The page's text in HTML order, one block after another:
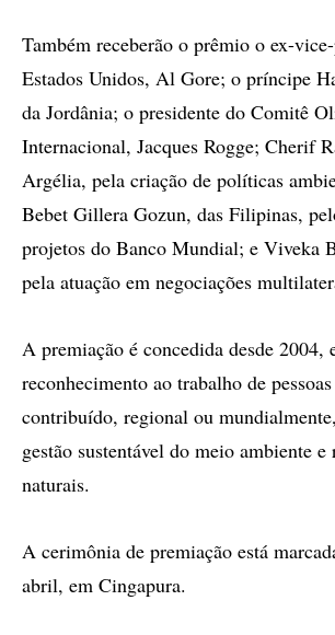
Também receberão o prêmio o ex-
Estados Unidos, Al Gore; o príncipe
da Jordânia; o presidente do Comitê
Internacional, Jacques Rogge; Cherif
Argélia, pela criação de políticas
Bebet Gillera Gozun, das Filipinas,
projetos do Banco Mundial; e Viveka
pela atuação em negociações
A premiação é concedida desde 2004,
reconhecimento ao trabalho de
contribuído, regional ou
gestão sustentável do meio ambiente e
naturais.
A cerimônia de premiação está
abril, em Cingapura.